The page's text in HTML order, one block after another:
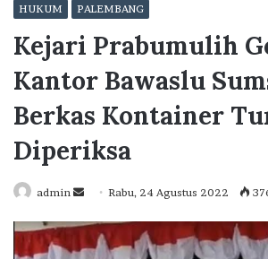
HUKUM PALEMBANG
Kejari Prabumulih
Kantor Bawaslu
Berkas Kontainer
Diperiksa
admin
Send
email
Rabu, 24 Agustus 2022